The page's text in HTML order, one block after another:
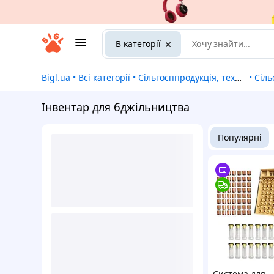
В категорії
Bigl.ua • Всі категорії • Сільгосппродукція, техніка та обладнання •
Інвентар для бджільництва
Популярні